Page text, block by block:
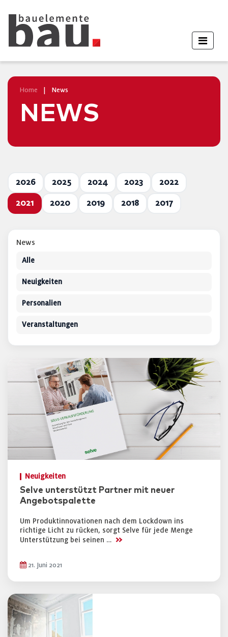
Home News
NEWS
2026 2025 2024 2023 2022
2021 2020 2019 2018 2017
Neuigkeiten
Selve unterstützt Partner mit neuer
Angebotspalette
Um Produktinnovationen nach dem Lockdown ins
richtige Licht zu rücken, sorgt Selve für jede Menge
Unterstützung bei seinen … >>
21. Juni 2021
News
Alle
Neuigkeiten
Personalien
Veranstaltungen